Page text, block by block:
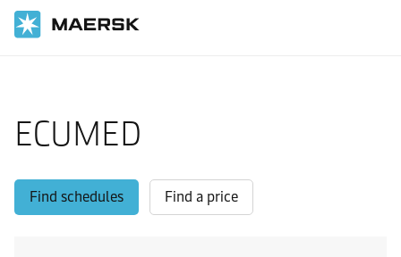
ECUMED
Find schedules Find a price